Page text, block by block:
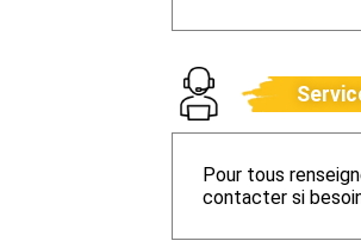
Pour tous
contacter si